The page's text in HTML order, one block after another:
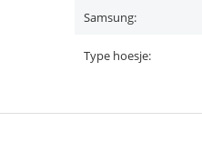
Samsung:
Type hoesje: